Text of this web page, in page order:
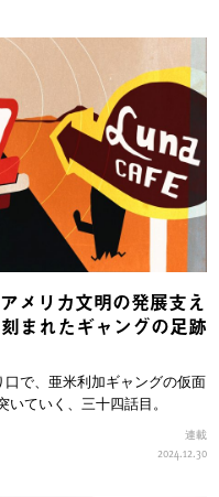
メリカ文明の発展支え
まれたギャングの足跡
口で、亜米利加ギャングの仮面
ていく、三十四話目。
連載
2024.12.30